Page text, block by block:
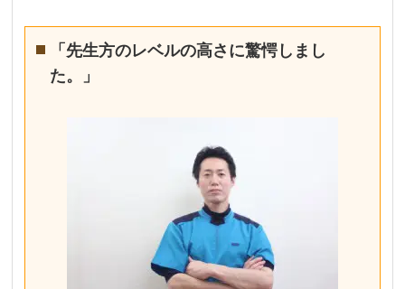
「先生方のレベルの高さに驚愕しまし
た。」